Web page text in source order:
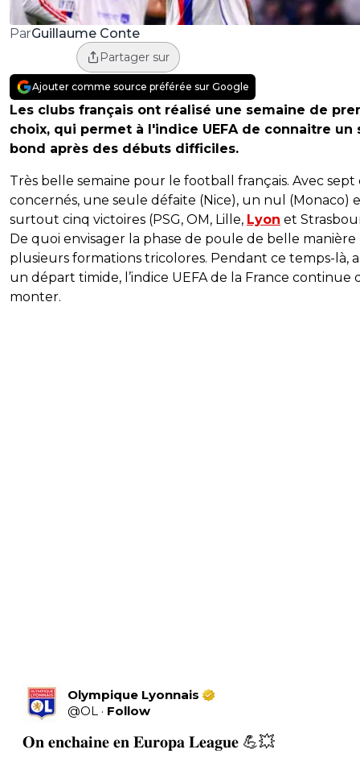
ParGuillaume Conte
Partager sur
Ajouter comme source préférée sur Google
Les clubs français ont réalisé une semaine de
choix, qui permet à l'indice UEFA de connaitre un
bond après des débuts difficiles.
Très belle semaine pour le football français. Avec sept
concernés, une seule défaite (Nice), un nul (Monaco)
surtout cinq victoires (PSG, OM, Lille, Lyon et
De quoi envisager la phase de poule de belle
plusieurs formations tricolores. Pendant ce temps-là,
un départ timide, l’indice UEFA de la France continue
monter.
Olympique Lyonnais
@OL · Follow
𝐎𝐧 𝐞𝐧𝐜𝐡𝐚𝐢𝐧𝐞 𝐞𝐧 𝐄𝐮𝐫𝐨𝐩𝐚 𝐋𝐞𝐚𝐠𝐮𝐞 💪💥